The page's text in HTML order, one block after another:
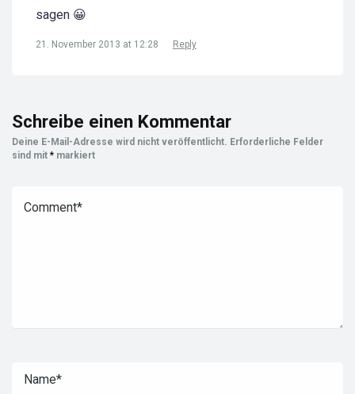
sagen 😀
21. November 2013 at 12:28 Reply
Schreibe einen Kommentar
Deine E-Mail-Adresse wird nicht veröffentlicht. Erforderliche Felder
sind mit * markiert